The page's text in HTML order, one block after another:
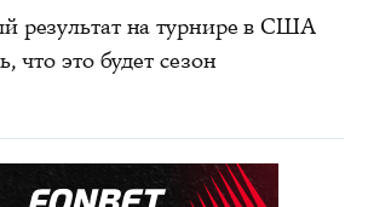
результат на турнире в США
что это будет сезон